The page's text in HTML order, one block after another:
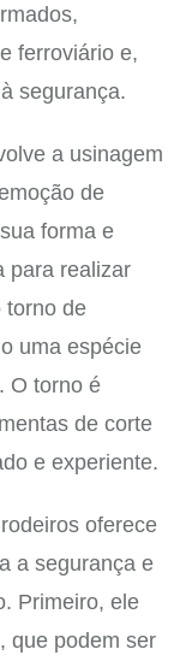
ferroviário e,
segurança.
a usinagem
de
forma e
para realizar
torno de
uma espécie
O torno é
de corte
e experiente.
oferece
a segurança e
Primeiro, ele
, que podem ser